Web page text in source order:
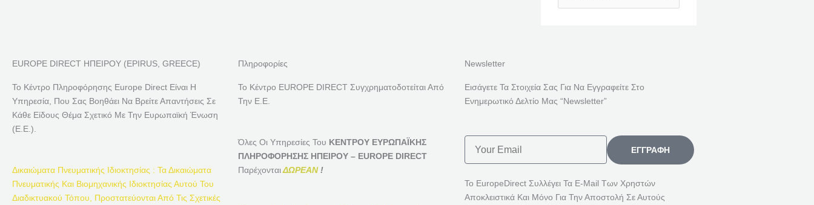
Η
Ι
Α
EUROPE DIRECT ΗΠΕΙΡΟΥ (EPIRUS, GREECE)
Το Κέντρο Πληροφόρησης Europe Direct Είναι Η
Υπηρεσία, Που Σας Βοηθάει Να Βρείτε Απαντήσεις Σε
Κάθε Είδους Θέμα Σχετικό Με Την Ευρωπαϊκή Ένωση
(Ε.Ε.).
Δικαιώματα Πνευματικής Ιδιοκτησίας : Τα Δικαιώματα
Πνευματικής Και Βιομηχανικής Ιδιοκτησίας Αυτού Του
Διαδικτυακού Τόπου, Προστατεύονται Από Τις Σχετικές
Πληροφορίες
Το Κέντρο EUROPE DIRECT Συγχρηματοδοτείται Από
Την Ε.Ε.
Όλες Οι Υπηρεσίες Του ΚΕΝΤΡΟΥ ΕΥΡΩΠΑΪΚΗΣ
ΠΛΗΡΟΦΟΡΗΣΗΣ ΗΠΕΙΡΟΥ – EUROPE DIRECT
Παρέχονται ΔΩΡΕΑΝ!
Newsletter
Εισάγετε Τα Στοιχεία Σας Για Να Εγγραφείτε Στο
Ενημερωτικό Δελτίο Μας “Newsletter”
ΕΓΓΡΑΦΉ
Το EuropeDirect Συλλέγει Τα E-Mail Των Χρηστών
Αποκλειστικά Και Μόνο Για Την Αποστολή Σε Αυτούς